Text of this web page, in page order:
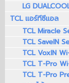
LG
TCL แอร์ทีซีแอล
TCL Miracle
TCL SaveIN
TCL VoxIN
TCL T-Pro
TCL T-Pro